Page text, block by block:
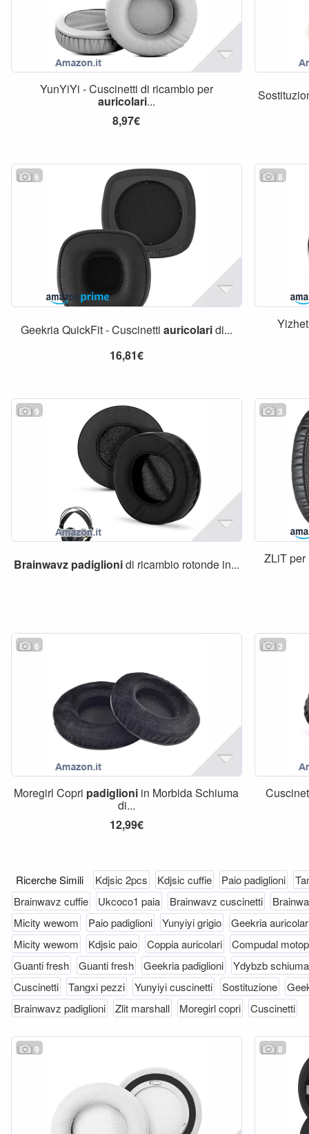
YunYiYi - Cuscinetti di ricambio per
auricolari...
8,97€
6
Geekria QuickFit - Cuscinetti auricolaridi...
16,81€
8
9
Brainwavz padiglionidi ricambio rotonde in...
3
ZLiT per
6
Moregirl Copri padiglioni in Morbida Schiuma
di...
12,99€
3
Ricerche Simili Kdjsic 2pcs Kdjsic cuffie Paio padiglioni
Brainwavz cuffie
Ukcoco1 paia Brainwavz cuscinetti
Micity wewom
Paio padiglioni Yunyiyi grigio
Geekria
Micity wewom
Kdjsic paio Coppia auricolari
Compudal
Guanti fresh
Guanti fresh Geekria padiglioni
Ydybzb schiuma
Cuscinetti
Tangxi pezzi Yunyiyi cuscinetti Sostituzione
Brainwavz padiglioni
Zlit marshall Moregirl copri Cuscinetti
9 8